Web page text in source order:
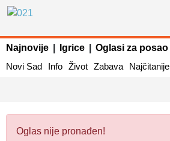
Najnovije Igrice Oglasi za posao
Novi Sad
Info Život Zabava Najčitanije
Oglas nije pronađen!